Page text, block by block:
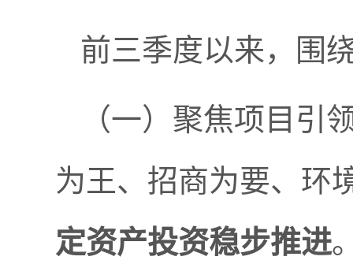
前三季度以来，围
（一） 聚焦项目引
为王、招商为要、环
定资产投资稳步推进